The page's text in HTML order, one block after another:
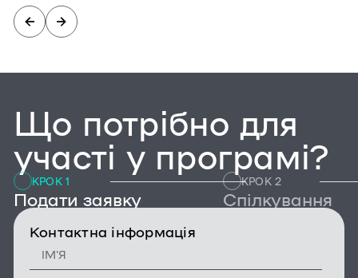
Що потрібно для
участі у програмі?
КРОК 1
Подати заявку
КРОК 2
Спілкування
Контактна інформація